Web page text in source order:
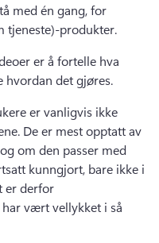
med én gang, for
tjeneste)-produkter.
er å fortelle hva
hvordan det gjøres.
er vanligvis ikke
De er mest opptatt av
om den passer med
kunngjort, bare ikke i
er derfor
(opens in a new tab)
har vært vellykket i så